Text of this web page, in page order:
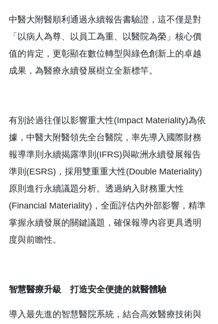
中醫大附醫順利通過永續報告書驗證，這不僅是對
「以病人為尊、以員工為重、以醫院為榮」核心價
值的肯定，更彰顯在數位轉型與綠色創新上的卓越
成果，為醫療永續發展樹立全新標竿。
有別於過往僅以影響重大性(Impact Materiality)為依
據，中醫大附醫領先全台醫院，率先導入國際財務
報導準則永續揭露準則(IFRS)與歐洲永續發展報告
準則(ESRS)，採用雙重重大性(Double Materiality)
原則進行永續議題分析。透過納入財務重大性
(Financial Materiality)，全面評估內外部影響，精準
掌握永續發展的關鍵議題，確保報導內容更具透明
度與前瞻性。
智慧醫療升級 打造安全便捷的就醫體驗
導入最先進的智慧醫院系統，結合高效醫療技術與